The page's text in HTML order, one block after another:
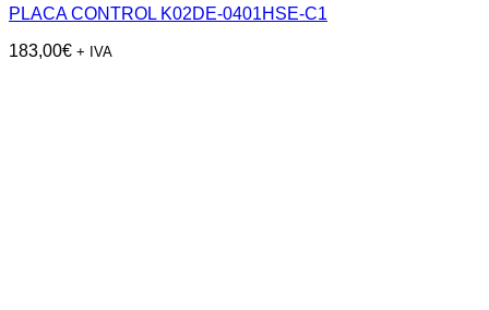
PLACA CONTROL K02DE-0401HSE-C1
183,00€ + IVA